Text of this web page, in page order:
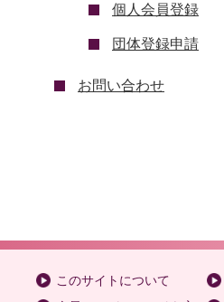
個人会員登録
団体登録申請
お問い合わせ
このサイトについて